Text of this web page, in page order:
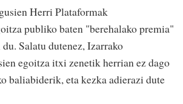
Herri Plataformak
publiko baten "berehalako premia"
Salatu dutenez, Izarrako
egoitza itxi zenetik herrian ez dago
baliabiderik, eta kezka adierazi dute